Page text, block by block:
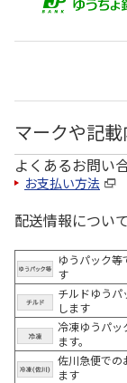
マークや記
よくあるお問い
お支払い方法
配送情報について
ゆうパック等
す
チルドゆうパ
します
冷凍ゆうパッ
ます。
佐川急便での
ます